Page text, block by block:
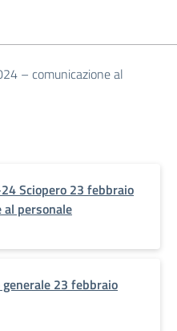
– comunicazione al
Sciopero 23 febbraio
al personale
23 febbraio